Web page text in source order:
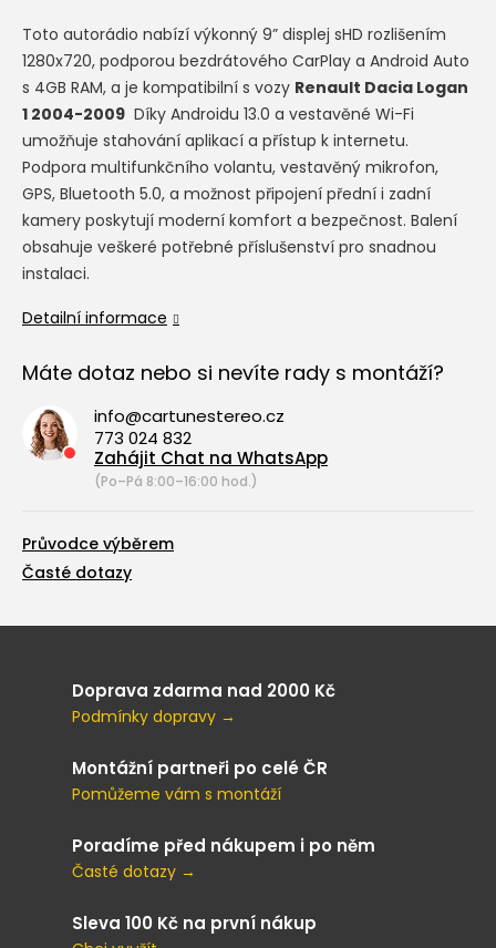
Toto autorádio nabízí výkonný 9” displej sHD rozlišením
1280x720, podporou bezdrátového CarPlay a Android Auto
s 4GB RAM, a je kompatibilní s vozy Renault Dacia Logan
1 2004-2009 Díky Androidu 13.0 a vestavěné Wi-Fi
umožňuje stahování aplikací a přístup k internetu.
Podpora multifunkčního volantu, vestavěný mikrofon,
GPS, Bluetooth 5.0, a možnost připojení přední i zadní
kamery poskytují moderní komfort a bezpečnost. Balení
obsahuje veškeré potřebné příslušenství pro snadnou
instalaci.
Detailní informace
Máte dotaz nebo si nevíte rady s montáží?
info@cartunestereo.cz
773 024 832
Zahájit Chat na WhatsApp
(Po–Pá 8:00–16:00 hod.)
Průvodce výběrem
Časté dotazy
Doprava zdarma nad 2000 Kč
Podmínky dopravy →
Montážní partneři po celé ČR
Pomůžeme vám s montáží
Poradíme před nákupem i po něm
Časté dotazy →
Sleva 100 Kč na první nákup